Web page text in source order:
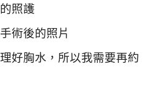
照護
術後的照片
好胸水，所以我需要再約